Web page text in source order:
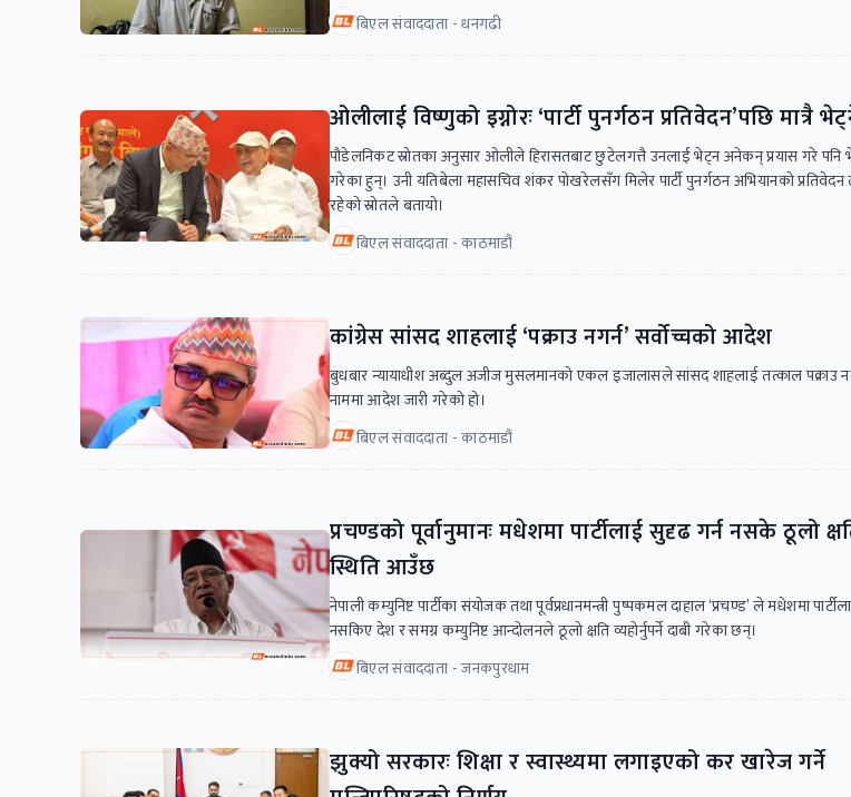
बिएल संवाददाता - धनगढी
ओलीलाई विष्णुको इग्नोरः ‘पार्टी पुनर्गठन प्रतिवेदन’पछि मात्रै
पौडेलनिकट स्रोतका अनुसार ओलीले हिरासतबाट छुटेलगत्तै उनलाई भेट्न अनेकन् प्रयास गरे पनि
गरेका हुन्। उनी यतिबेला महासचिव शंकर पोखरेलसँग मिलेर पार्टी पुनर्गठन अभियानको
रहेको स्रोतले बतायो।
बिएल संवाददाता - काठमाडौं
कांग्रेस सांसद शाहलाई ‘पक्राउ नगर्न’ सर्वोच्चको आदेश
बुधबार न्यायाधीश अब्दुल अजीज मुसलमानको एकल इजालासले सांसद शाहलाई तत्काल पक्राउ
नाममा आदेश जारी गरेको हो।
बिएल संवाददाता - काठमाडौं
प्रचण्डको पूर्वानुमानः मधेशमा पार्टीलाई सुदृढ गर्न नसके ठूलो
स्थिति आउँछ
नेपाली कम्युनिष्ट पार्टीका संयोजक तथा पूर्वप्रधानमन्त्री पुष्पकमल दाहाल ‘प्रचण्ड’ ले मधेशमा
नसकिए देश र समग्र कम्युनिष्ट आन्दोलनले ठूलो क्षति व्यहोर्नुपर्ने दाबी गरेका छन्।
बिएल संवाददाता - जनकपुरधाम
झुक्यो सरकारः शिक्षा र स्वास्थ्यमा लगाइएको कर खारेज गर्ने